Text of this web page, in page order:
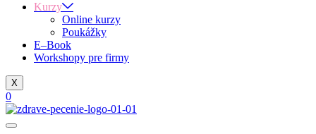
Kurzy
Online kurzy
Poukážky
E–Book
Workshopy pre firmy
X
0